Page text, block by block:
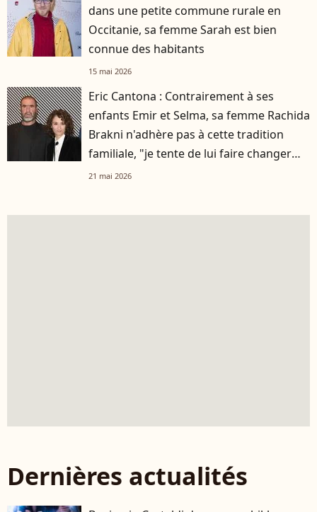
dans une petite commune rurale en
Occitanie, sa femme Sarah est bien
connue des habitants
15 mai 2026
Eric Cantona : Contrairement à ses
enfants Emir et Selma, sa femme Rachida
Brakni n'adhère pas à cette tradition
familiale, "je tente de lui faire changer
d'avis"
21 mai 2026
Dernières actualités